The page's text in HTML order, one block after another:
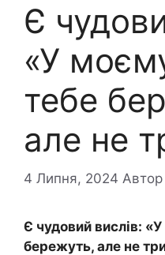
Є
«У
тебе
але не
4 Липня, 2024 Автор
Є чудовий вислів:
бережуть, але не